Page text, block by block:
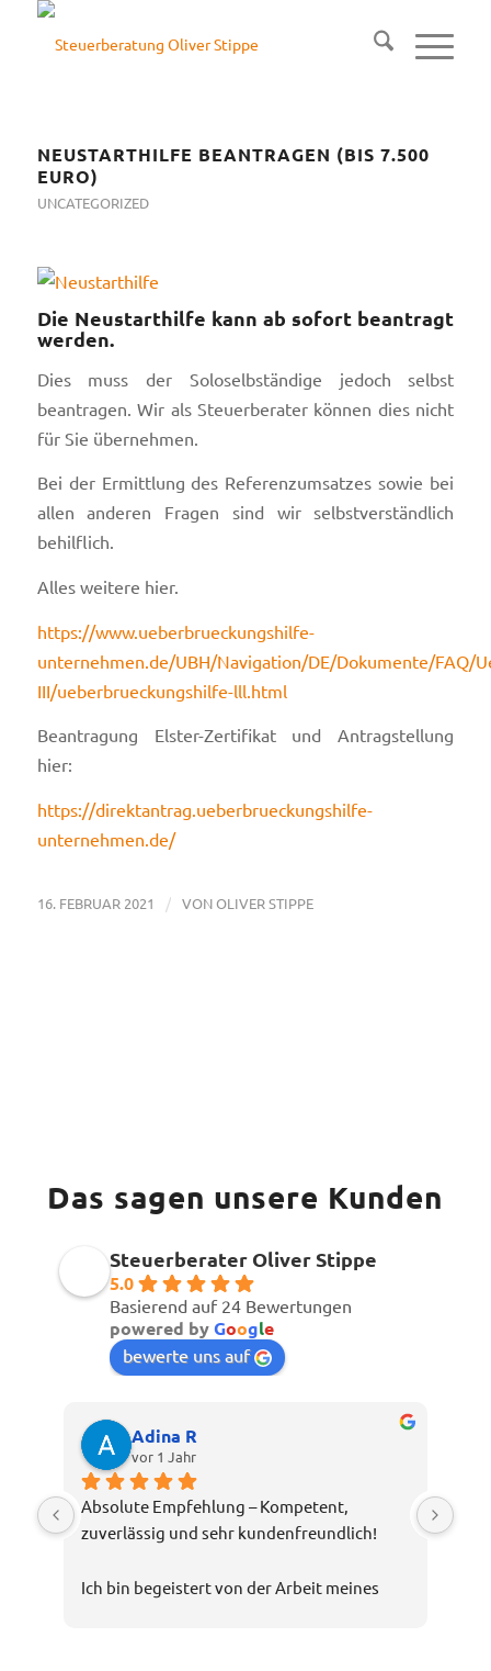
NEUSTARTHILFE BEANTRAGEN (BIS 7.500
EURO)
UNCATEGORIZED
Die Neustarthilfe kann ab sofort beantragt
werden.
Dies muss der Soloselbständige jedoch selbst
beantragen. Wir als Steuerberater können dies nicht
für Sie übernehmen.
Bei der Ermittlung des Referenzumsatzes sowie bei
allen anderen Fragen sind wir selbstverständlich
behilflich.
Alles weitere hier.
https://www.ueberbrueckungshilfe-
unternehmen.de/UBH/Navigation/DE/Dokumente/FAQ/
III/ueberbrueckungshilfe-lll.html
Beantragung Elster-Zertifikat und Antragstellung
hier:
https://direktantrag.ueberbrueckungshilfe-
unternehmen.de/
16. FEBRUAR 2021 / VONOLIVER STIPPE
Das sagen unsere Kunden
Steuerberater Oliver Stippe
5.0
Basierend auf 24 Bewertungen
powered byGoogle
bewerte uns auf
Adina R
vor 1 Jahr
Absolute Empfehlung – Kompetent,
zuverlässig und sehr kundenfreundlich!
Ich bin begeistert von der Arbeit meines